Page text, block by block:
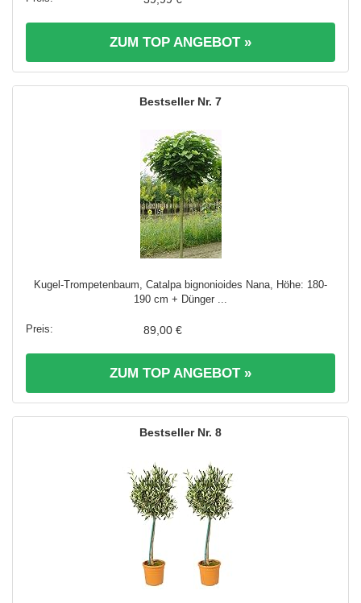
ZUM TOP ANGEBOT »
7
Kugel-Trompetenbaum, Catalpa bignonioides Nana, Höhe: 180-
190 cm + Dünger ...
89,00 €
ZUM TOP ANGEBOT »
8